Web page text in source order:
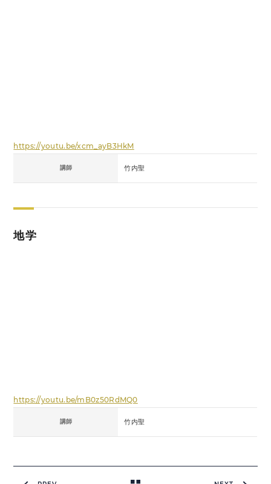
https://youtu.be/xcm_ayB3HkM
講師 竹内聖
地学
https://youtu.be/mB0z50RdMQ0
講師 竹内聖